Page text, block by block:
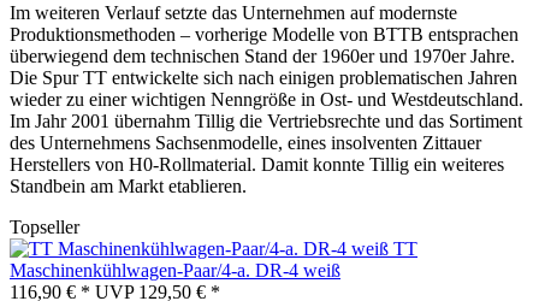
Im weiteren Verlauf setzte das Unternehmen auf modernste
Produktionsmethoden – vorherige Modelle von BTTB entsprachen
überwiegend dem technischen Stand der 1960er und 1970er Jahre.
Die Spur TT entwickelte sich nach einigen problematischen Jahren
wieder zu einer wichtigen Nenngröße in Ost- und Westdeutschland.
Im Jahr 2001 übernahm Tillig die Vertriebsrechte und das Sortiment
des Unternehmens Sachsenmodelle, eines insolventen Zittauer
Herstellers von H0-Rollmaterial. Damit konnte Tillig ein weiteres
Standbein am Markt etablieren.
Topseller
TT
Maschinenkühlwagen-Paar/4-a. DR-4 weiß
116,90 € * UVP 129,50 € *